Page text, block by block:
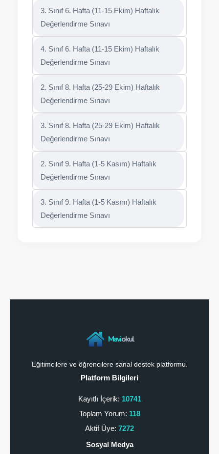
3. Sınıf 6. Hafta (11-15 Ekim) Haftalık
Değerlendirme Sınavı
4. Sınıf 6. Hafta (11-15 Ekim) Haftalık
Değerlendirme Sınavı
2. Sınıf 8. Hafta (25-29 Ekim) Haftalık
Değerlendirme Sınavı
3. Sınıf 8. Hafta (25-29 Ekim) Haftalık
Değerlendirme Sınavı
2. Sınıf 9. Hafta (1-5 Kasım) Haftalık
Değerlendirme Sınavı
3. Sınıf 9. Hafta (1-5 Kasım) Haftalık
Değerlendirme Sınavı
Maviokul
Eğitimcilere ve öğrencilere sanal destek platformu.
Platform Bilgileri
Kayıtlı İçerik: 10741
Toplam Yorum: 118
Aktif Üye: 7272
Sosyal Medya